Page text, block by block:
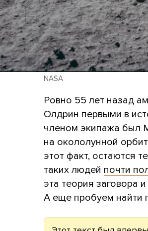
NASA
Ровно 55 лет назад
Олдрин первыми в
членом экипажа был
на окололунной
этот факт, остаются
таких людей почти
эта теория заговора
А еще пробуем найти